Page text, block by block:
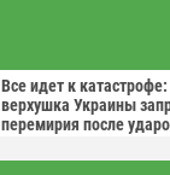
Все идет к катастрофе:
верхушка Украины
перемирия после